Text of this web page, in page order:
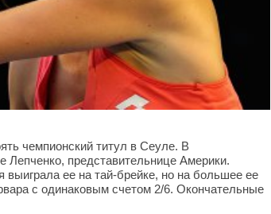
чемпионский титул в Сеуле. В
Лепченко, представительнице Америки.
выиграла ее на тай-брейке, но на большее ее
с одинаковым счетом 2/6. Окончательные